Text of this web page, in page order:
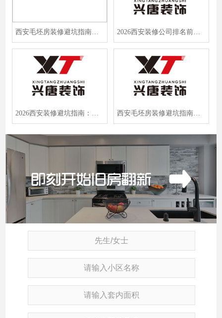
西安毛坯房装修避坑指南：2026年正规公司排名与“零增项”承诺品牌大公开 2026西安装修公司排名前十强，毛坯房装修避坑指南与本地口碑公司深度测评
2026西安装修避坑指南：毛坯房从材料到施工的15个血泪教训 西安毛坯房装修避坑指南：2026年口碑公司挑选全攻略